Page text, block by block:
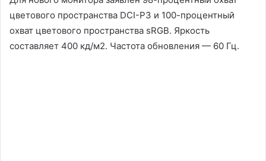
цветового пространства DCI-P3 и 100-процентный
охват цветового пространства sRGB. Яркость
составляет 400 кд/м2. Частота обновления — 60 Гц.